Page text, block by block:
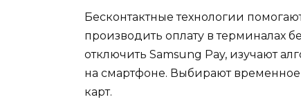
Бесконтактные технологии
производить оплату в терминалах
отключить Samsung Pay, изучают
на смартфоне. Выбирают
карт.